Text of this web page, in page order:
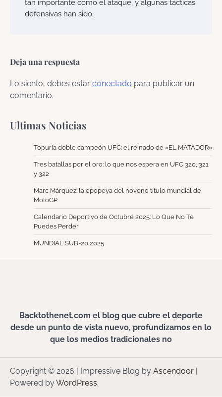
tan importante como el ataque, y algunas tácticas
defensivas han sido…
Deja una respuesta
Lo siento, debes estar conectado para publicar un
comentario.
Ultimas Noticias
Topuria doble campeón UFC: el reinado de «EL MATADOR»
Tres batallas por el oro: lo que nos espera en UFC 320, 321
y 322
Marc Márquez: la epopeya del noveno título mundial de
MotoGP
Calendario Deportivo de Octubre 2025: Lo Que No Te
Puedes Perder
MUNDIAL SUB-20 2025
Backtothenet.com el blog que cubre el deporte
desde un punto de vista nuevo, profundizamos en lo
que los medios tradicionales no
Copyright © 2026 | Impressive Blog by Ascendoor
Powered byWordPress.